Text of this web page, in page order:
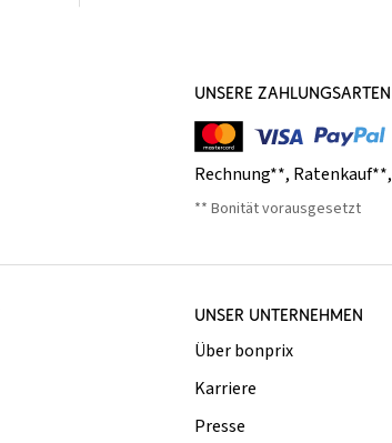
UNSERE ZAHLUNGSARTEN
Rechnung**, Ratenkauf**,
** Bonität vorausgesetzt
UNSER UNTERNEHMEN
Über bonprix
Karriere
Presse